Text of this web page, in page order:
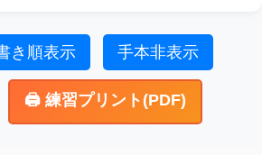
き順表示 手本非表示
🖨️ 練習プリント(PDF)